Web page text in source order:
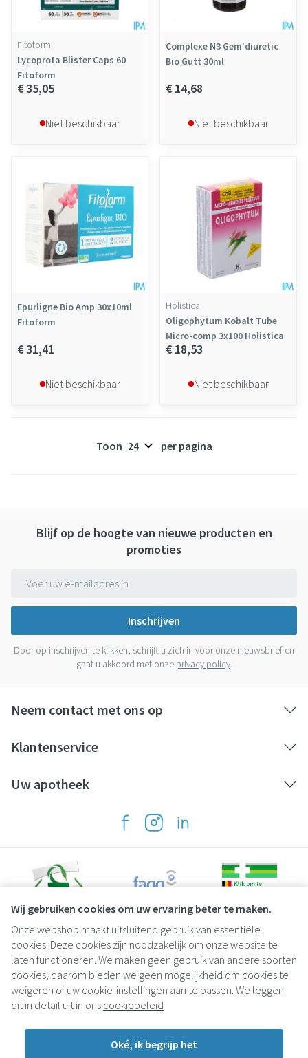
Wij gebruiken cookies om uw ervaring beter te maken.
Onze webshop maakt uitsluitend gebruik van essentiële
cookies. Deze cookies zijn noodzakelijk om onze website te
laten functioneren. We maken geen gebruik van andere soorten
cookies; daarom bieden we geen mogelijkheid om cookies te
weigeren of uw cookie-instellingen aan te passen. We leggen
dit in detail uit in ons cookiebeleid
Oké, ik begrijp het
Fitoform
Lycoprota Blister Caps 60
Fitoform
€ 35,05
Niet beschikbaar
Complexe N3 Gem'diuretic
Bio Gutt 30ml
€ 14,68
Niet beschikbaar
Epurligne Bio Amp 30x10ml
Fitoform
€ 31,41
Niet beschikbaar
Holistica
Oligophytum Kobalt Tube
Micro-comp 3x100 Holistica
€ 18,53
Niet beschikbaar
Toon per pagina
Blijf op de hoogte van nieuwe producten en
promoties
Inschrijven
Door op inschrijven te klikken, schrijft u zich in voor onze nieuwsbrief en
gaat u akkoord met onze privacy policy.
Neem contact met ons op
Klantenservice
Uw apotheek
Juridische links